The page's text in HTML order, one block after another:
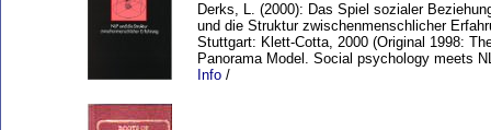
Derks, L. (2000): Das Spiel sozialer
und die Struktur zwischenmenschlicher
Stuttgart: Klett-Cotta, 2000 (Original 1998:
Panorama Model. Social psychology meets
Info /